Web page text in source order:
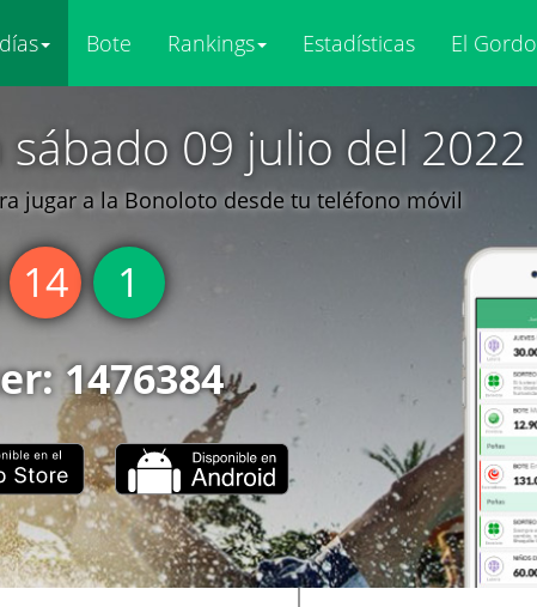
Bote Rankings Estadísticas El Gordo
09 julio del 2022
jugar a la Bonoloto desde tu teléfono móvil
14
1
1476384